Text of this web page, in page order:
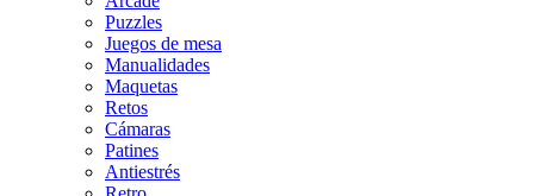
Puzzles
Juegos de mesa
Manualidades
Maquetas
Retos
Cámaras
Patines
Antiestrés